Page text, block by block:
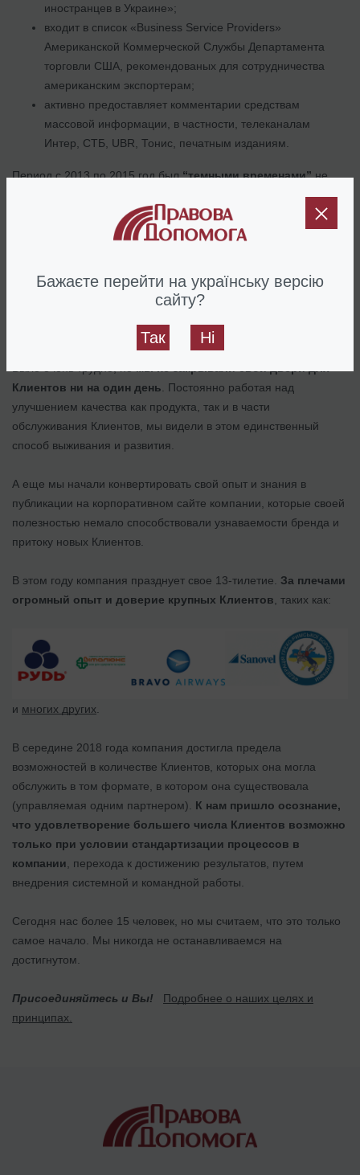
иностранцев в Украине»;
входит в список «Business Service Providers»
Американской Коммерческой Службы Департамента
торговли США, рекомендованых для сотрудничества
американским экспортерам;
активно предоставляет комментарии средствам
массовой информации, в частности, телеканалам
Интер, СТБ, UBR, Тонис, печатным изданиям.
Период с 2013 по 2015 год был“темными временами”не
только для нашей страны, но и для нашей компании. Мы
сократились до трех человек и продолжали практику только в
самых рентабельных направлениях.
открыла международное направление. Мы целенаправленно
стали искать Клиентов в других странах и удовлетворять их
потребности, связанные с юридическими услугами в Украине.
Клиентов ни на один день . Постоянно работая над
улучшением качества как продукта, так и в части
обслуживания Клиентов, мы видели в этом единственный
способ выживания и развития.
А еще мы начали конвертировать свой опыт и знания в
публикации на корпоративном сайте компании, которые своей
полезностью немало способствовали узнаваемости бренда и
притоку новых Клиентов.
В этом году компания празднует свое 13-тилетие. За плечами
огромный опыт и доверие крупных Клиентов , таких как:
и многих других
В середине 2018 года компания достигла предела
возможностей в количестве Клиентов, которых она могла
обслужить в том формате, в котором она существовала
(управляемая одним партнером). К нам пришло осознание,
что удовлетворение большего числа Клиентов возможно
только при условии стандартизации процессов в
компании , перехода к достижению результатов, путем
внедрения системной и командной работы.
Сегодня нас более 15 человек, но мы считаем, что это только
самое начало. Мы никогда не останавливаемся на
достигнутом.
Присоединяйтесь и Вы! Подробнее о наших целях и
принципах.
Бажаєте перейти на українську версію
сайту?
Так Ні